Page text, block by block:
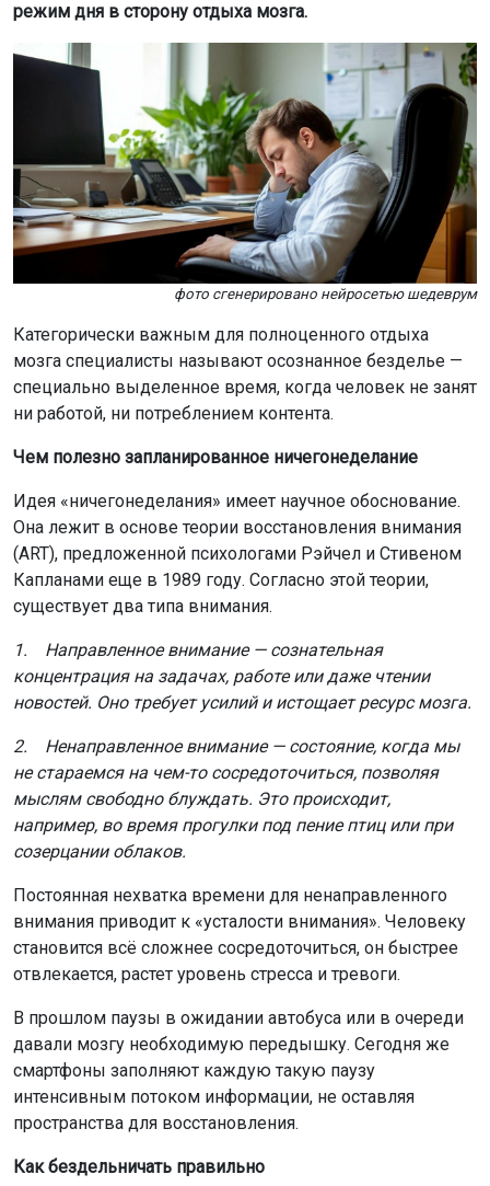
режим дня в сторону отдыха мозга.
фото сгенерировано нейросетью шедеврум
Категорически важным для полноценного отдыха
мозга специалисты называют осознанное безделье —
специально выделенное время, когда человек не занят
ни работой, ни потреблением контента.
Чем полезно запланированное ничегонеделание
Идея «ничегонеделания» имеет научное обоснование.
Она лежит в основе теории восстановления внимания
(ART), предложенной психологами Рэйчел и Стивеном
Капланами еще в 1989 году. Согласно этой теории,
существует два типа внимания.
1. Направленное внимание — сознательная
концентрация на задачах, работе или даже чтении
новостей. Оно требует усилий и истощает ресурс мозга.
2. Ненаправленное внимание — состояние, когда мы
не стараемся на чем-то сосредоточиться, позволяя
мыслям свободно блуждать. Это происходит,
например, во время прогулки под пение птиц или при
созерцании облаков.
Постоянная нехватка времени для ненаправленного
внимания приводит к «усталости внимания». Человеку
становится всё сложнее сосредоточиться, он быстрее
отвлекается, растет уровень стресса и тревоги.
В прошлом паузы в ожидании автобуса или в очереди
давали мозгу необходимую передышку. Сегодня же
смартфоны заполняют каждую такую паузу
интенсивным потоком информации, не оставляя
пространства для восстановления.
Как бездельничать правильно